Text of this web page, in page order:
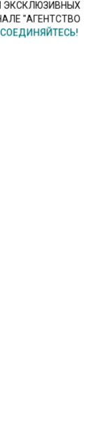
ЭКСКЛЮЗИВНЫХ
"АГЕНТСТВО